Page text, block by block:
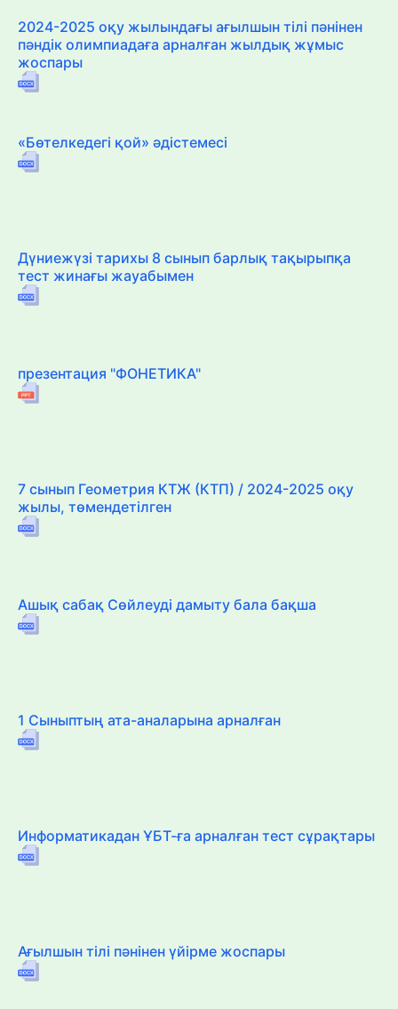
2024-2025 оқу жылындағы ағылшын тілі пәнінен
пәндік олимпиадаға арналған жылдық жұмыс
жоспары
«Бөтелкедегі қой» әдістемесі
Дүниежүзі тарихы 8 сынып барлық тақырыпқа
тест жинағы жауабымен
презентация "ФОНЕТИКА"
7 сынып Геометрия КТЖ (КТП) / 2024-2025 оқу
жылы, төмендетілген
Ашық сабақ Сөйлеуді дамыту бала бақша
1 Сыныптың ата-аналарына арналған
Информатикадан ҰБТ-ға арналған тест сұрақтары
Ағылшын тілі пәнінен үйірме жоспары